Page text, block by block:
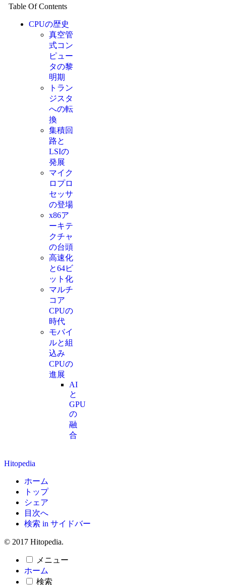
Table Of Contents
CPUの歴史
真空管
式コン
ピュー
タの黎
明期
トラン
ジスタ
への転
換
集積回
路と
LSIの
発展
マイク
ロプロ
セッサ
の登場
x86ア
ーキテ
クチャ
の台頭
高速化
と64ビ
ット化
マルチ
コア
CPUの
時代
モバイ
ルと組
込み
CPUの
進展
AI
と
GPU
の
融
合
Hitopedia
ホーム
トップ
シェア
目次へ
検索 in サイドバー
© 2017 Hitopedia.
メニュー
ホーム
検索